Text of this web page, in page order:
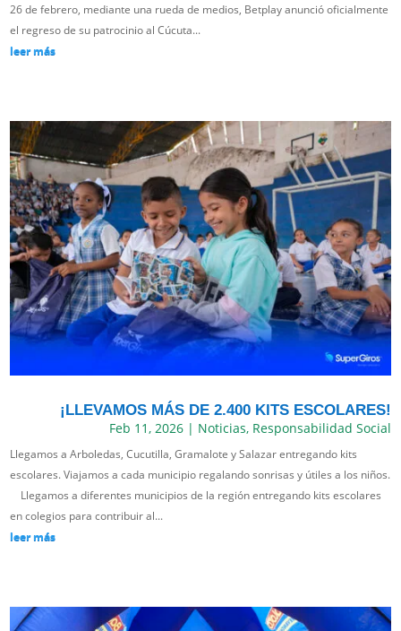
26 de febrero, mediante una rueda de medios, Betplay anunció oficialmente
el regreso de su patrocinio al Cúcuta...
leer más
¡LLEVAMOS MÁS DE 2.400 KITS ESCOLARES!
Feb 11, 2026| Noticias, Responsabilidad Social
Llegamos a Arboledas, Cucutilla, Gramalote y Salazar entregando kits
escolares. Viajamos a cada municipio regalando sonrisas y útiles a los niños.
Llegamos a diferentes municipios de la región entregando kits escolares
en colegios para contribuir al...
leer más